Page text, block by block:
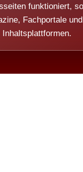
funktioniert,
Fachportale
Inhaltsplattformen.